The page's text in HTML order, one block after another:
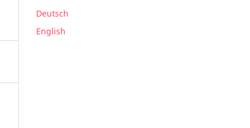
Deutsch
English